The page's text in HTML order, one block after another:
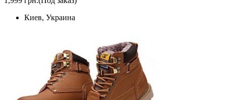
Киев, Украина